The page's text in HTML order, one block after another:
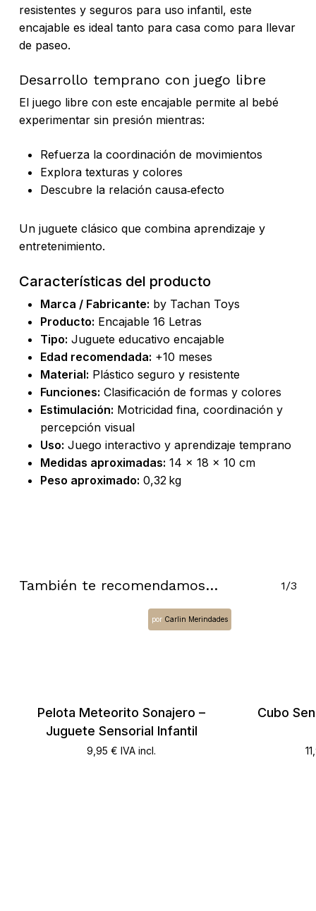
No hay productos en el carrito.
Go To Shop
resistentes y seguros para uso infantil, este
encajable es ideal tanto para casa como para llevar
de paseo.
Desarrollo temprano con juego libre
El juego libre con este encajable permite al bebé
experimentar sin presión mientras:
Refuerza la coordinación de movimientos
Explora texturas y colores
Descubre la relación causa‑efecto
Un juguete clásico que combina aprendizaje y
entretenimiento.
Características del producto
Marca / Fabricante: by Tachan Toys
Producto: Encajable 16 Letras
Tipo: Juguete educativo encajable
Edad recomendada: +10 meses
Material: Plástico seguro y resistente
Funciones: Clasificación de formas y colores
Estimulación: Motricidad fina, coordinación y
percepción visual
Uso: Juego interactivo y aprendizaje temprano
Medidas aproximadas: 14 × 18 × 10 cm
Peso aproximado: 0,32 kg
También te recomendamos… 1/3
Pelota Meteorito Sonajero –
Juguete Sensorial Infantil
9,95€ IVA incl.
por Carlin Merindades
Cubo